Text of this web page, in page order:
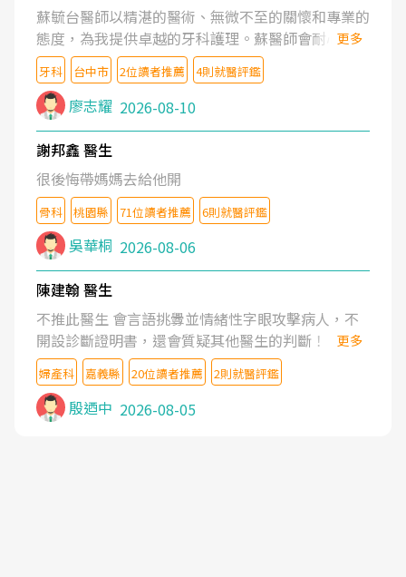
蘇毓台醫師以精湛的醫術、無微不至的關懷和專業的
態度，為我提供卓越的牙科護理。蘇醫師會耐心了解
我的需求，清楚地解釋治療方案，並營造舒適溫馨的
就診體驗。蘇醫師更鼓勵我維護口腔健康。坦誠的說
蘇醫師是業內最頂尖的牙醫。蘇醫師的醫護團隊也是
一流的水準。
更多
牙科 台中市 2位讀者推薦 4則就醫評鑑
廖志耀 2026-08-10
謝邦鑫 醫生
很後悔帶媽媽去給他開
骨科 桃園縣 71位讀者推薦 6則就醫評鑑
吳華桐 2026-08-06
陳建翰 醫生
不推此醫生 會言語挑釁並情緒性字眼攻擊病人，不
開設診斷證明書，還會質疑其他醫生的判斷！
更多
婦產科 嘉義縣 20位讀者推薦 2則就醫評鑑
殷迺中 2026-08-05